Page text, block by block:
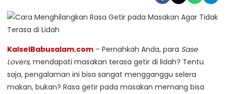
KalselBabusalam.com – Pernahkah Anda, para Sase
Lovers, mendapati masakan terasa getir di lidah? Tentu
saja, pengalaman ini bisa sangat mengganggu selera
makan, bukan? Rasa getir pada masakan memang bisa